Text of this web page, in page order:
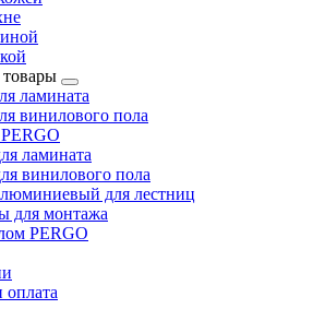
ламината
винилового пола
ламината
винилового пола
для лестниц
для монтажа
PERGO
оплата